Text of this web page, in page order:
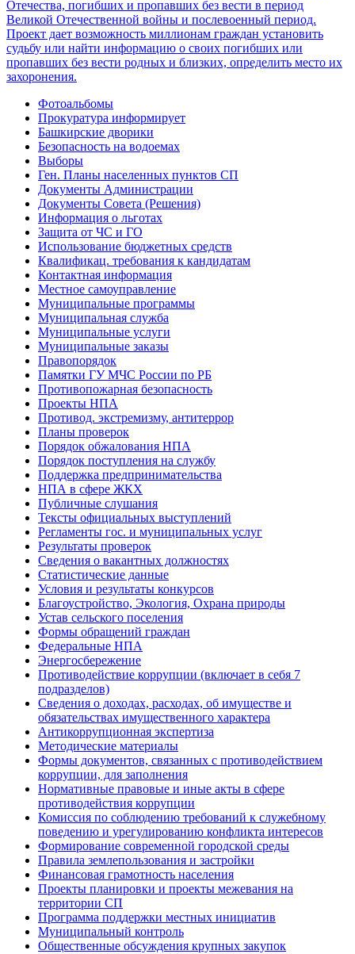
Фотоальбомы
Прокуратура информирует
Башкирские дворики
Безопасность на водоемах
Выборы
Ген. Планы населенных пунктов СП
Документы Администрации
Документы Совета (Решения)
Информация о льготах
Защита от ЧС и ГО
Использование бюджетных средств
Квалификац. требования к кандидатам
Контактная информация
Местное самоуправление
Муниципальные программы
Муниципальная служба
Муниципальные услуги
Муниципальные заказы
Правопорядок
Памятки ГУ МЧС России по РБ
Противопожарная безопасность
Проекты НПА
Противод. экстремизму, антитеррор
Планы проверок
Порядок обжалования НПА
Порядок поступления на службу
Поддержка предпринимательства
НПА в сфере ЖКХ
Публичные слушания
Тексты официальных выступлений
Регламенты гос. и муниципальных услуг
Результаты проверок
Сведения о вакантных должностях
Статистические данные
Условия и результаты конкурсов
Благоустройство, Экология, Охрана природы
Устав сельского поселения
Формы обращений граждан
Федеральные НПА
Энергосбережение
Противодействие коррупции (включает в себя 7
подразделов)
Сведения о доходах, расходах, об имуществе и
обязательствах имущественного характера
Антикоррупционная экспертиза
Методические материалы
Формы документов, связанных с противодействием
коррупции, для заполнения
Нормативные правовые и иные акты в сфере
противодействия коррупции
Комиссия по соблюдению требований к служебному
поведению и урегулированию конфликта интересов
Формирование современной городской среды
Правила землепользования и застройки
Финансовая грамотность населения
Проекты планировки и проекты межевания на
территории СП
Программа поддержки местных инициатив
Муниципальный контроль
Общественные обсуждения крупных закупок